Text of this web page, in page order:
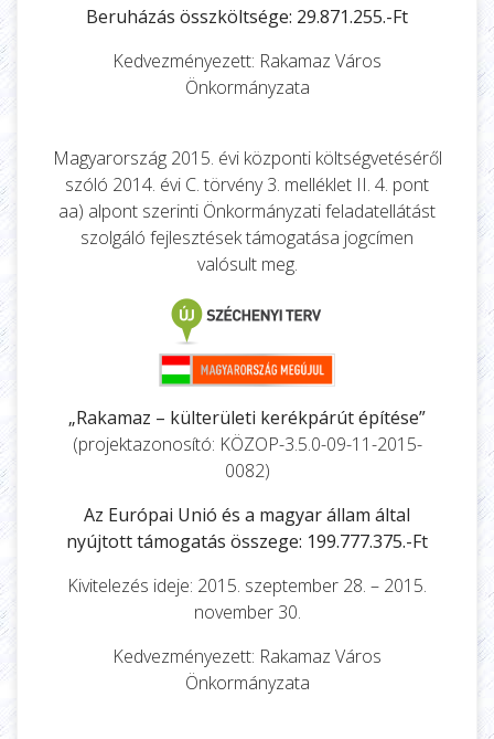
Beruházás összköltsége: 29.871.255.-Ft
Kedvezményezett: Rakamaz Város
Önkormányzata
Magyarország 2015. évi központi költségvetéséről
szóló 2014. évi C. törvény 3. melléklet II. 4. pont
aa) alpont szerinti Önkormányzati feladatellátást
szolgáló fejlesztések támogatása jogcímen
valósult meg.
„Rakamaz – külterületi kerékpárút építése”
(projektazonosító: KÖZOP-3.5.0-09-11-2015-
0082)
Az Európai Unió és a magyar állam által
nyújtott támogatás összege: 199.777.375.-Ft
Kivitelezés ideje: 2015. szeptember 28. – 2015.
november 30.
Kedvezményezett: Rakamaz Város
Önkormányzata